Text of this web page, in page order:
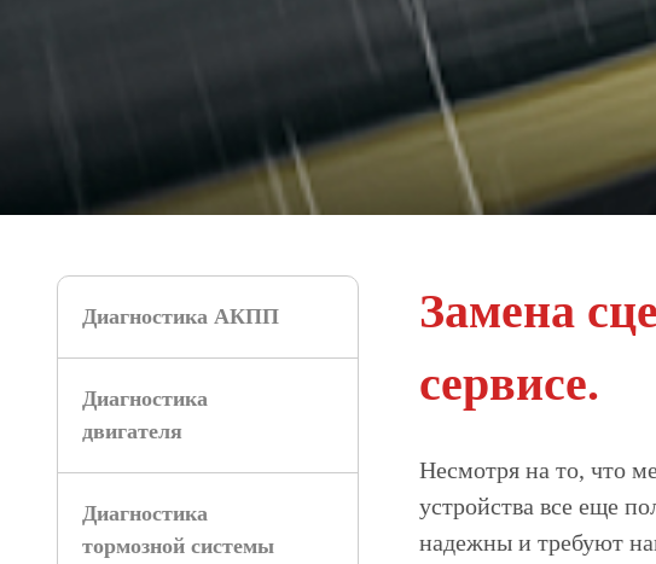
Диагностика АКПП
Диагностика
двигателя
Диагностика
тормозной системы
Замена
сервисе.
Несмотря на то, что
устройства все еще
надежны и требуют